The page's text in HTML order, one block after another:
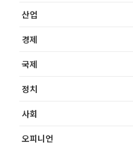
산업
경제
국제
정치
사회
오피니언